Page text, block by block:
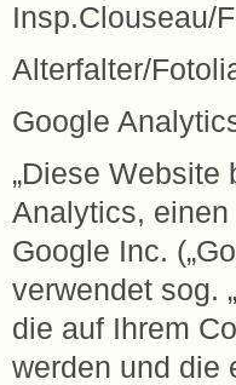
Insp.Clouseau/
Alterfalter/
Google
„Diese Website
Analytics,
Google Inc.
verwendet sog.
die auf Ihrem
werden und die